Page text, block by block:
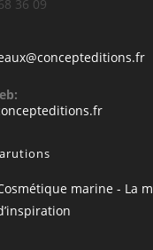
36 09
marine - La